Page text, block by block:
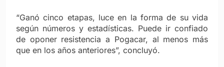
“Ganó cinco etapas, luce en la forma de su vida
según números y estadísticas. Puede ir confiado
de oponer resistencia a Pogacar, al menos más
que en los años anteriores”, concluyó.